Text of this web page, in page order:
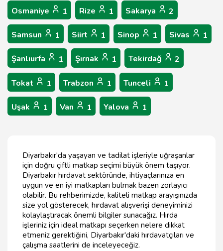
Osmaniye 1 Rize 1 Sakarya 2
Samsun 1 Siirt 1 Sinop 1 Sivas 1
Şanlıurfa 1 Şırnak 1 Tekirdağ 2
Tokat 1 Trabzon 1 Tunceli 1
Uşak 1 Van 1 Yalova 1
Diyarbakır'da yaşayan ve tadilat işleriyle uğraşanlar
için doğru çiftli matkap seçimi büyük önem taşıyor.
Diyarbakır hırdavat sektöründe, ihtiyaçlarınıza en
uygun ve en iyi matkapları bulmak bazen zorlayıcı
olabilir. Bu rehberimizde, kaliteli matkap arayışınızda
size yol gösterecek, hırdavat alışverişi deneyiminizi
kolaylaştıracak önemli bilgiler sunacağız. Hırda
işleriniz için ideal matkapı seçerken nelere dikkat
etmeniz gerektiğini, Diyarbakır'daki hırdavatçıları ve
çalışma saatlerini de inceleyeceğiz.